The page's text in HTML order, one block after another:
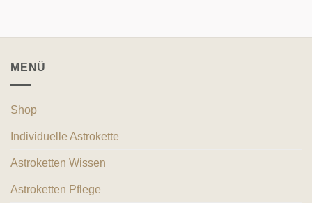
MENÜ
Shop
Individuelle Astrokette
Astroketten Wissen
Astroketten Pflege